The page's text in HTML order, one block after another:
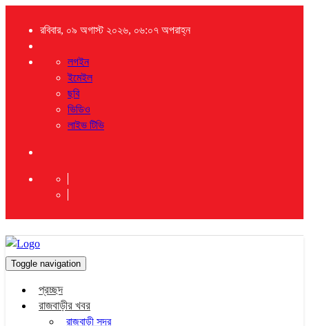
রবিবার, ০৯ অগাস্ট ২০২৬, ০৬:০৭ অপরাহ্ন
লগইন
ইমেইল
ছবি
ভিডিও
লাইভ টিভি
Toggle navigation
প্রচ্ছদ
রাজবাড়ীর খবর
রাজবাড়ী সদর